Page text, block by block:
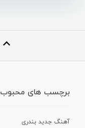
برچسب های محبوب
آهنگ جدید بندری